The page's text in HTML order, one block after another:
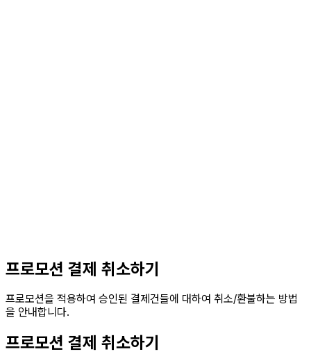
프로모션 결제 취소하기
프로모션을 적용하여 승인된 결제건들에 대하여 취소/환불하는 방법
을 안내합니다.
프로모션 결제 취소하기